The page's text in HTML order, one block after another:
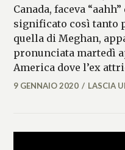
Canada, faceva
significato così tanto
quella di Meghan,
pronunciata martedì
America dove l’ex
MATTEO
9 GENNAIO 2020 LASCIA